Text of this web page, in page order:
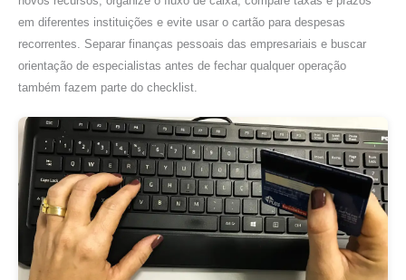
em diferentes instituições e evite usar o cartão para despesas
recorrentes. Separar finanças pessoais das empresariais e buscar
orientação de especialistas antes de fechar qualquer operação
também fazem parte do checklist.